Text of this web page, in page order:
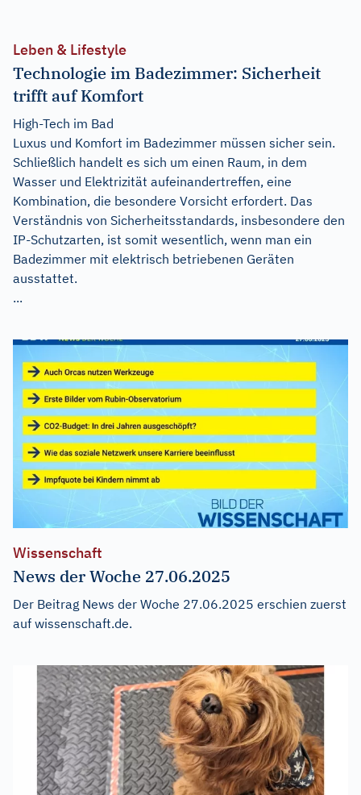
Leben & Lifestyle
Technologie im Badezimmer: Sicherheit
trifft auf Komfort
High-Tech im Bad
Luxus und Komfort im Badezimmer müssen sicher sein.
Schließlich handelt es sich um einen Raum, in dem
Wasser und Elektrizität aufeinandertreffen, eine
Kombination, die besondere Vorsicht erfordert. Das
Verständnis von Sicherheitsstandards, insbesondere den
IP-Schutzarten, ist somit wesentlich, wenn man ein
Badezimmer mit elektrisch betriebenen Geräten
ausstattet.
...
Wissenschaft
News der Woche 27.06.2025
Der Beitrag News der Woche 27.06.2025 erschien zuerst
auf wissenschaft.de.